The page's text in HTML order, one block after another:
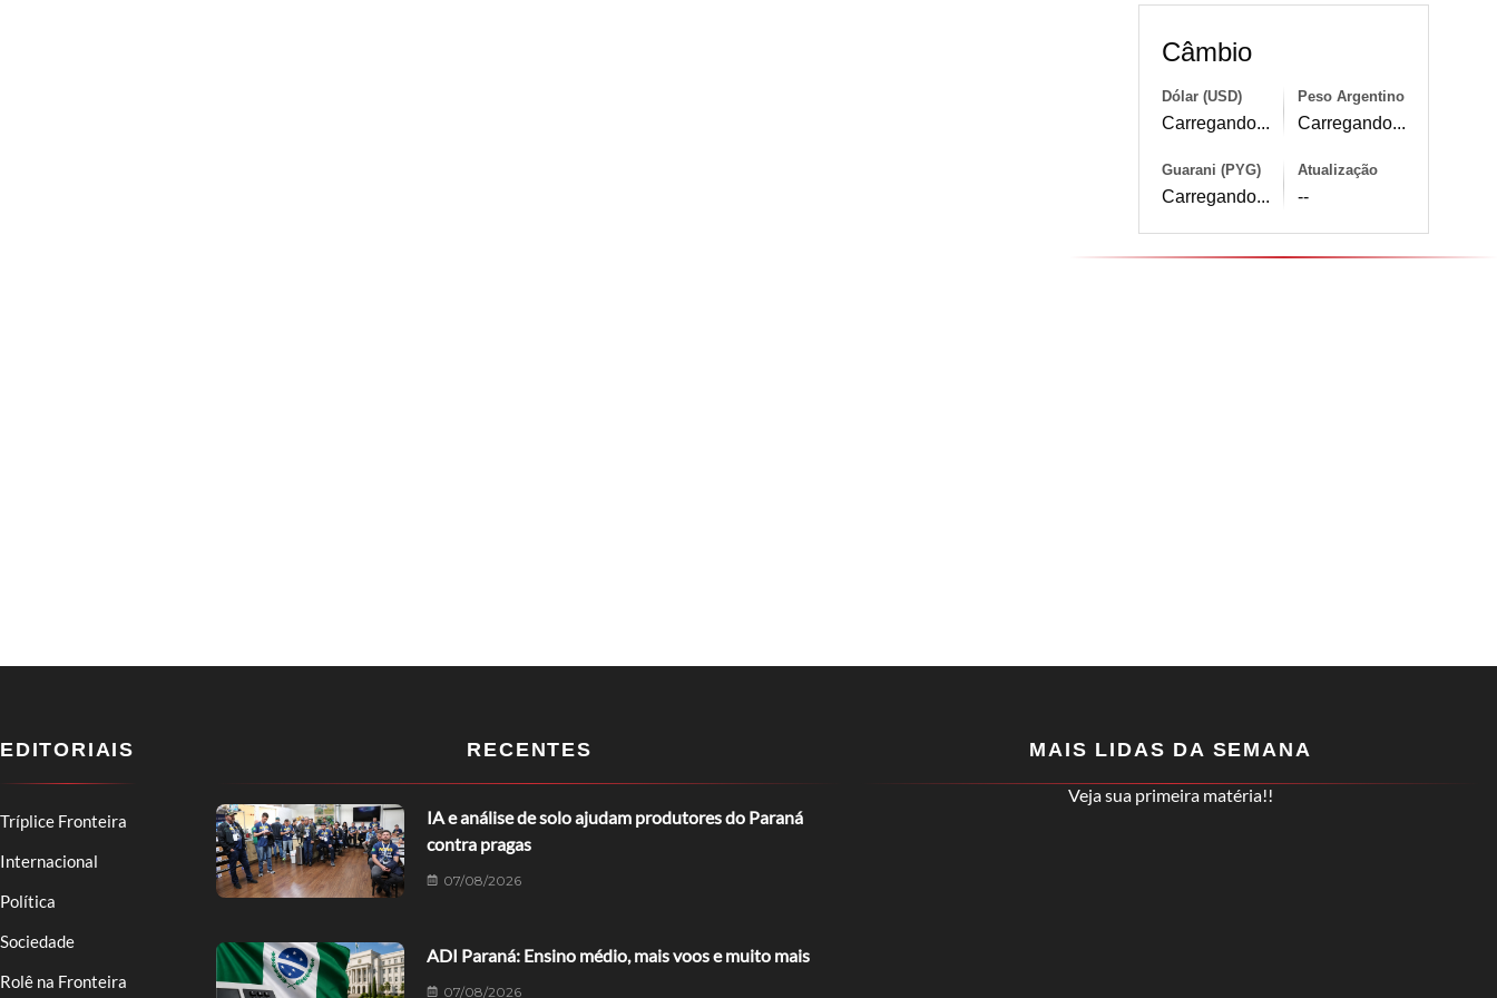
Câmbio
Dólar (USD)
Carregando...
Peso Argentino
Carregando...
Guarani (PYG)
Carregando...
Atualização
--
EDITORIAIS
Tríplice Fronteira
Internacional
Política
Sociedade
Rolê na Fronteira
RECENTES
IA e análise de solo ajudam produtores do Paraná
contra pragas
07/08/2026
ADI Paraná: Ensino médio, mais voos e muito mais
07/08/2026
MAIS LIDAS DA SEMANA
Veja sua primeira matéria!!